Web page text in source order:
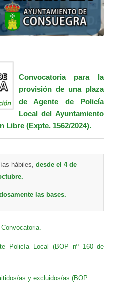
Convocatoria para la
provisión de una plaza
de Agente de Policía
Local del Ayuntamiento
Libre (Expte. 1562/2024).
hábiles, desde el 4 de
las bases.
Policía Local (BOP nº 160 de
as y excluidos/as (BOP